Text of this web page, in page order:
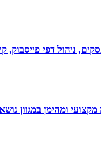
ניהול דפי פייסבוק,
ומהימן במגוון